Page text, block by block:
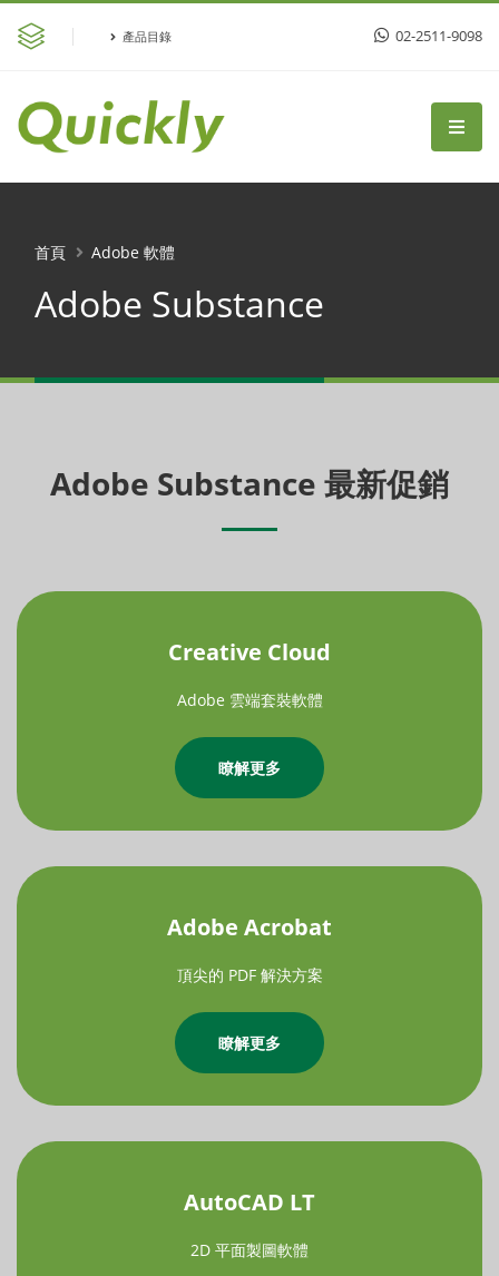
產品目錄 02-2511-9098
Adobe Substance
首頁 Adobe 軟體
Adobe Substance 最新促銷
Creative Cloud
Adobe 雲端套裝軟體
瞭解更多
Adobe Acrobat
頂尖的 PDF 解決方案
瞭解更多
AutoCAD LT
2D 平面製圖軟體